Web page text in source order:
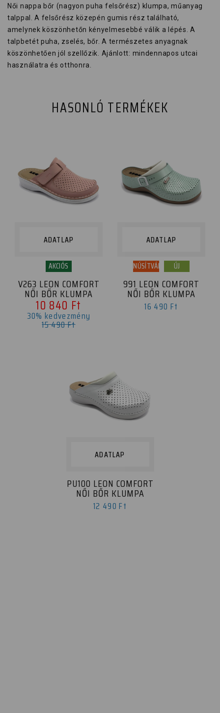
Női nappa bőr (nagyon puha felsőrész) klumpa, műanyag
talppal. A felsőrész közepén gumis rész található,
amelynek köszönhetőn kényelmesebbé válik a lépés. A
talpbetét puha, zselés, bőr. A természetes anyagnak
köszönhetően jól szellőzik. Ajánlott: mindennapos utcai
használatra és otthonra.
HASONLÓ TERMÉKEK
ADATLAP
AKCIÓS
V263 LEON COMFORT
NŐI BŐR KLUMPA
10 840 Ft
30% kedvezmény
15 490 Ft
ADATLAP
TANÚSÍTVÁNY ÚJ
991 LEON COMFORT
NŐI BŐR KLUMPA
16 490 Ft
ADATLAP
PU100 LEON COMFORT
NŐI BŐR KLUMPA
12 490 Ft